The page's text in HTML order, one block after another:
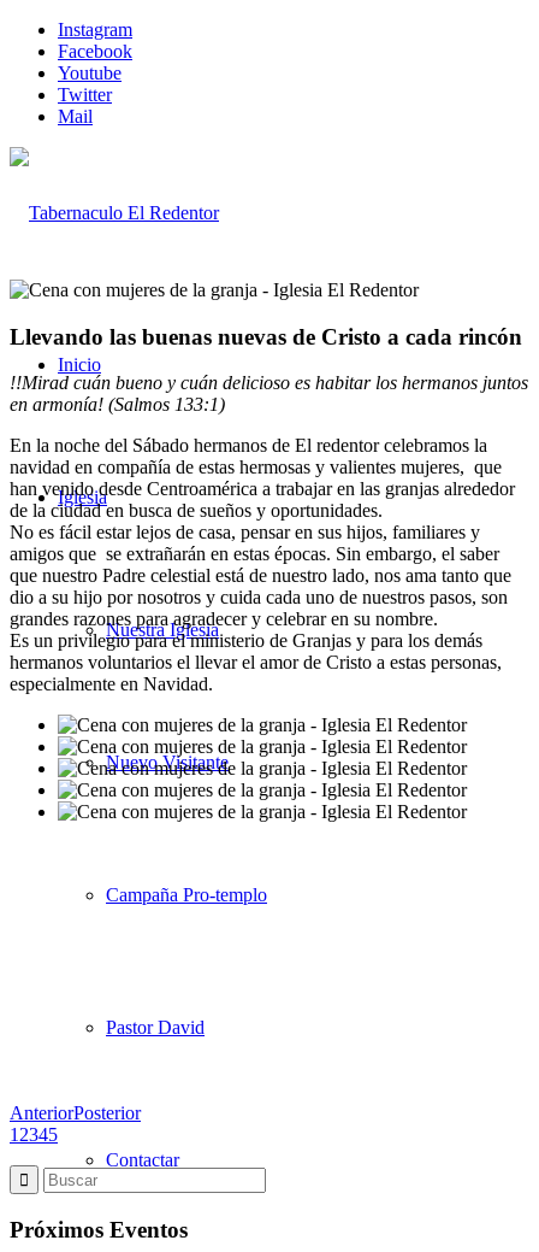
Instagram
Facebook
Youtube
Twitter
Mail
Inicio
Iglesia
Nuestra Iglesia
Nuevo Visitante
Campaña Pro-templo
Pastor David
Contactar
Llevando las buenas nuevas de Cristo a cada rincón
!!Mirad cuán bueno y cuán delicioso es habitar los hermanos juntos
en armonía! (Salmos 133:1)
En la noche del Sábado hermanos de El redentor celebramos la
navidad en compañía de estas hermosas y valientes mujeres, que
han venido desde Centroamérica a trabajar en las granjas alrededor
de la ciudad en busca de sueños y oportunidades.
No es fácil estar lejos de casa, pensar en sus hijos, familiares y
amigos que se extrañarán en estas épocas. Sin embargo, el saber
que nuestro Padre celestial está de nuestro lado, nos ama tanto que
dio a su hijo por nosotros y cuida cada uno de nuestros pasos, son
grandes razones para agradecer y celebrar en su nombre.
Es un privilegio para el ministerio de Granjas y para los demás
hermanos voluntarios el llevar el amor de Cristo a estas personas,
especialmente en Navidad.
AnteriorPosterior
12345
Próximos Eventos